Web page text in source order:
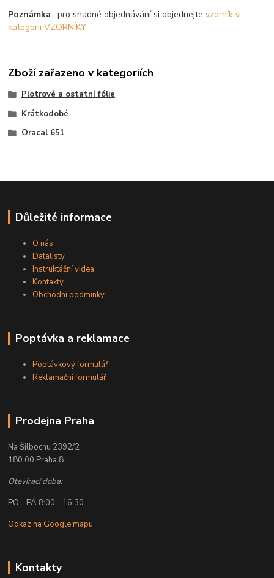
Poznámka: pro snadné objednávání si objednejtevzorník v
kategorii VZORNÍKY
Zboží zařazeno v kategoriích
Plotrové a ostatní fólie
Krátkodobé
Oracal 651
Důležité informace
O nás
Datalisty
Instruktážní videa
Kontakty
Obchodní podmínky
Poptávka a reklamace
Poptávkový formulář
Reklamační formulář
Prodejna Praha
Na Šilbochu 2392/2
180 00 Praha 8
Otevírací doba:
PO - PÁ 8:00 - 16:30
Odkaz na Google mapu
Kontakty